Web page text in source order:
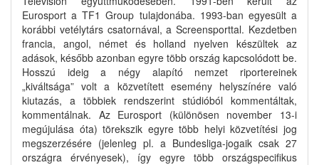
Eurosport a TF1 Group tulajdonába. 1993-ban egyesült a
korábbi vetélytárs csatornával, a Screensporttal. Kezdetben
francia, angol, német és holland nyelven készültek az
adások, később azonban egyre több ország kapcsolódott be.
Hosszú ideig a négy alapító nemzet riportereinek
„kiváltsága” volt a közvetített esemény helyszínére való
kiutazás, a többiek rendszerint stúdióból kommentáltak,
kommentálnak. Az Eurosport (különösen november 13-i
megújulása óta) törekszik egyre több helyi közvetítési jog
megszerzésére (jelenleg pl. a Bundesliga-jogaik csak 27
országra érvényesek), így egyre több országspecifikus